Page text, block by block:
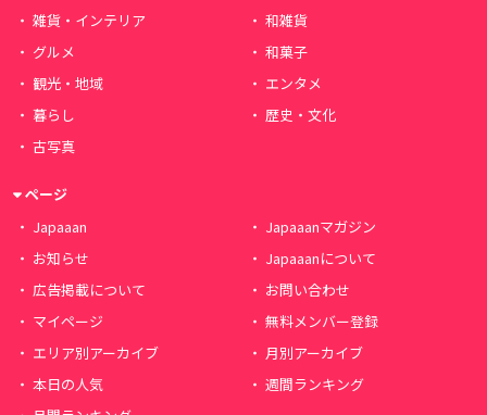
雑貨・インテリア
和雑貨
グルメ
和菓子
観光・地域
エンタメ
暮らし
歴史・文化
古写真
ページ
Japaaan
Japaaanマガジン
お知らせ
Japaaanについて
広告掲載について
お問い合わせ
マイページ
無料メンバー登録
エリア別アーカイブ
月別アーカイブ
本日の人気
週間ランキング